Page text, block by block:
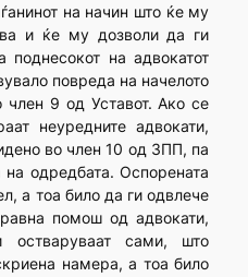
на начин што ќе му
и ќе му дозволи да ги
поднесокот на адвокатот
повреда на начелото
член 9 од Уставот. Ако се
неуредните адвокати,
во член 10 од ЗПП, па
на одредбата. Оспорената
а тоа било да ги одвлече
помош од адвокати,
сами, што
намера, а тоа било